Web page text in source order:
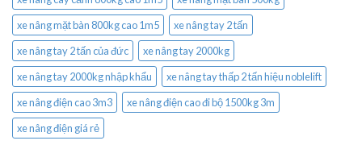
xe nâng mặt bàn 800kg cao 1m5
xe nâng tay 2 tấn
xe nâng tay 2 tấn của đức
xe nâng tay 2000kg
xe nâng tay 2000kg nhập khẩu
xe nâng tay thấp 2 tấn hiệu noblelift
xe nâng điện cao 3m3
xe nâng điện cao đi bộ 1500kg 3m
xe nâng điện giá rẻ